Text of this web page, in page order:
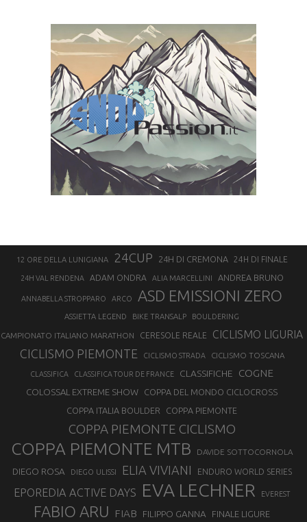
12 ORE DELLA LUNIGIANA 24CUP 24H DI CREMONA 24H DI FINALE
24H VAL RENDENA ADAM ONDRA ALIA MARCELLINI ANDREA BRUNO
ANNABELLA STROPPARO ARCO ASD EMISSIONI ZERO
ASSIETTA LEGEND BIKE TRANSALP BOULDERING
CAMPIONATO ITALIANO MARATHON CERESOLE REALE CICLISMO LIGURIA
CICLISMO PIEMONTE CICLISMO STRADA CICLISMO TOSCANA
CLASSIFICA CLASSIFICA TOUR DE FRANCE CLASSIFICHE COGNE
COLOSSAL EXTREME SHOW
COPPA DEL MONDO CICLOCROSS
COPPA ITALIA BOULDER
COPPA PIEMONTE
COPPA PIEMONTE CICLISMO
COPPA PIEMONTE MTB DAVIDE SOTTOCORNOLA
DIEGO ROSA DIEGO ULISSI ELIA VIVIANI ENDURO WORLD SERIES
EPOREDIA ACTIVE DAYS EVA LECHNER EVEREST
FABIO ARU FIAB FILIPPO GANNA FINALE LIGURE